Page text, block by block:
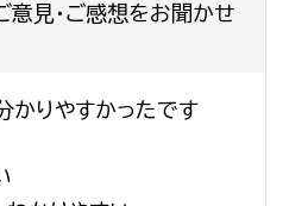
意見・ご感想をお聞かせ
かりやすかったです